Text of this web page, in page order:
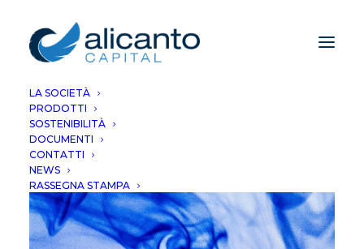
LA SOCIETÀ
PRODOTTI
SOSTENIBILITÀ
DOCUMENTI
CONTATTI
NEWS
RASSEGNA STAMPA